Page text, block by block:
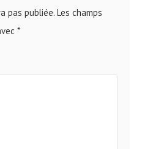
pas publiée. Les champs
*